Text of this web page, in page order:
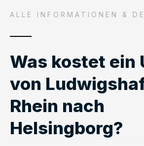
ALLE INFORMATIONEN &
Was kostet ein
von
Rhein nach
Helsingborg?